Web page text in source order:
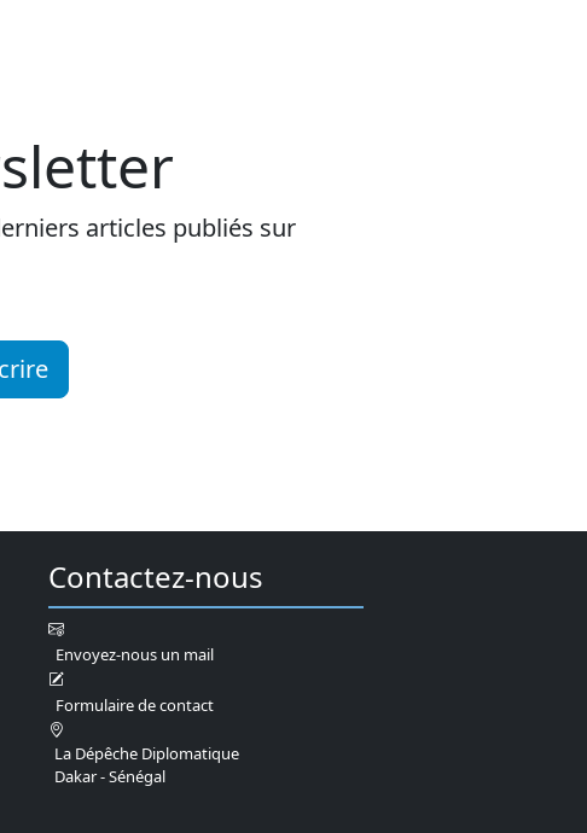
articles publiés sur
Contactez-nous
Envoyez-nous un mail
Formulaire de contact
La Dépêche Diplomatique
Dakar - Sénégal